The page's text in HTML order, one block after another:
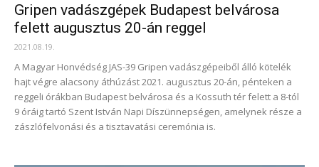
Gripen vadászgépek Budapest belvárosa
felett augusztus 20-án reggel
2021.08.19.
A Magyar Honvédség JAS-39 Gripen vadászgépeiből álló kötelék
hajt végre alacsony áthúzást 2021. augusztus 20-án, pénteken a
reggeli órákban Budapest belvárosa és a Kossuth tér felett a 8-tól
9 óráig tartó Szent István Napi Díszünnepségen, amelynek része a
zászlófelvonási és a tisztavatási ceremónia is.